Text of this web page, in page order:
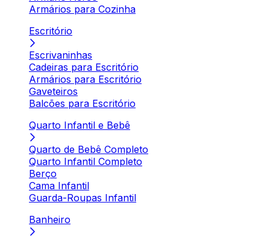
Armários para Cozinha
Escritório
Escrivaninhas
Cadeiras para Escritório
Armários para Escritório
Gaveteiros
Balcões para Escritório
Quarto Infantil e Bebê
Quarto de Bebê Completo
Quarto Infantil Completo
Berço
Cama Infantil
Guarda-Roupas Infantil
Banheiro